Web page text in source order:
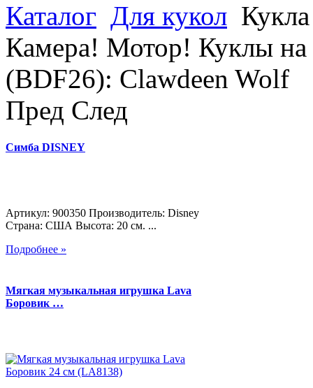
Каталог Для кукол
Камера! Мотор! Куклы на
(BDF26): Clawdeen Wolf
Пред След
Симба DISNEY
Артикул: 900350 Производитель: Disney
Страна: США Высота: 20 см. ...
Подробнее »
Мягкая музыкальная игрушка Lava
Боровик …